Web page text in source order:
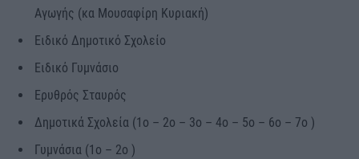
Αγωγής (κα Μουσαφίρη Κυριακή)
Ειδικό Δημοτικό Σχολείο
Ειδικό Γυμνάσιο
Ερυθρός Σταυρός
Δημοτικά Σχολεία (1ο – 2ο – 3ο – 4ο – 5ο – 6ο – 7ο )
Γυμνάσια (1ο – 2ο )